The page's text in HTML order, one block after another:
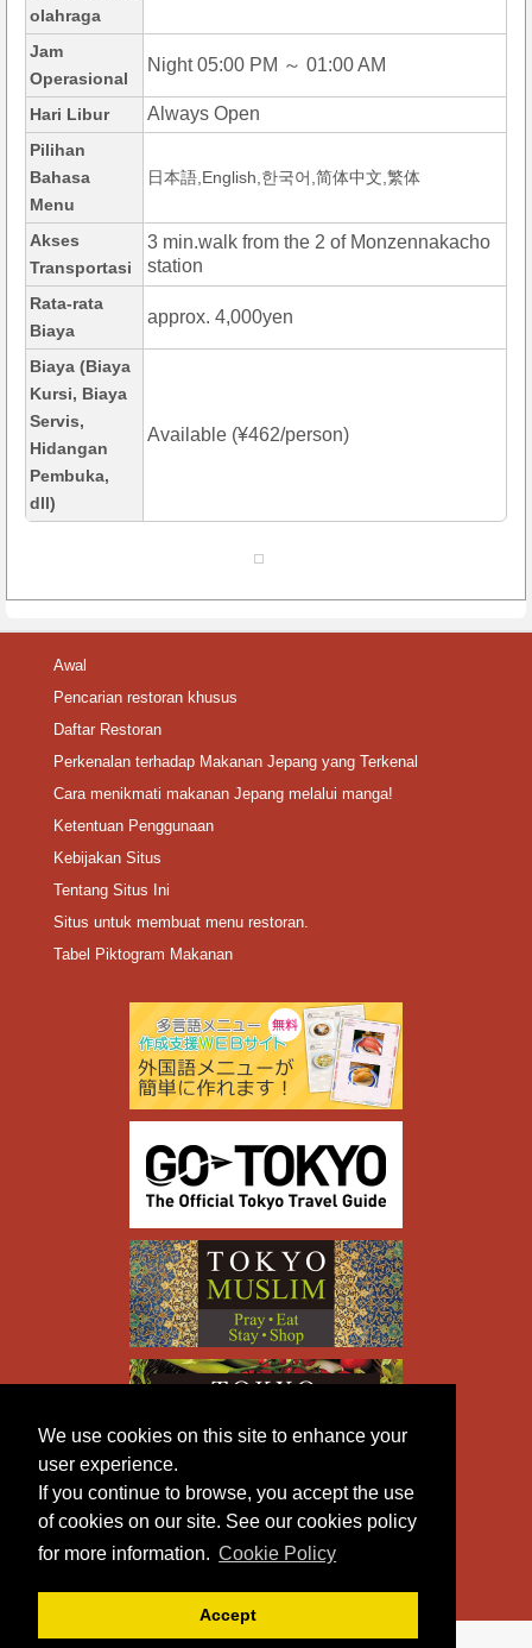
We use cookies on this site to enhance your
user experience.
If you continue to browse, you accept the use
of cookies on our site. See our cookies policy
for more information. Cookie Policy
Accept
olahraga
Jam
Operasional
Night 05:00 PM ～ 01:00 AM
Hari Libur Always Open
Pilihan
Bahasa
Menu
日本語,English,한국어,简体中文,繁体
Akses
Transportasi
3 min.walk from the 2 of Monzennakacho
station
Rata-rata
Biaya
approx. 4,000yen
Biaya (Biaya
Kursi, Biaya
Servis,
Hidangan
Pembuka,
dll)
Available (¥462/person)
Awal
Pencarian restoran khusus
Daftar Restoran
Perkenalan terhadap Makanan Jepang yang Terkenal
Cara menikmati makanan Jepang melalui manga!
Ketentuan Penggunaan
Kebijakan Situs
Tentang Situs Ini
Situs untuk membuat menu restoran.
Tabel Piktogram Makanan